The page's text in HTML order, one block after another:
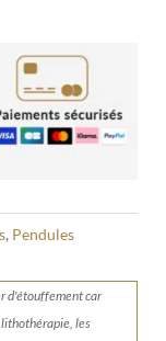
, Pendules
d'étouffement car
lithothérapie, les